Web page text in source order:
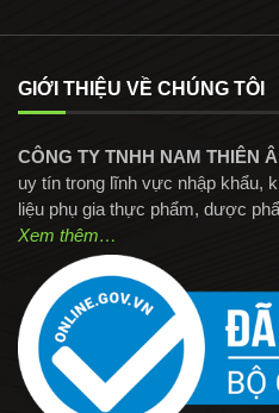
GIỚI THIỆU VỀ CHÚNG TÔI
CÔNG TY TNHH NAM THIÊN
uy tín trong lĩnh vực nhập khẩu,
liệu phụ gia thực phẩm, dược
Xem thêm…